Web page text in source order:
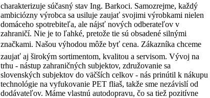
charakterizuje súčasný stav Ing. Barkoci. Samozrejme, každý
ambiciózny výrobca sa usiluje zaujať svojimi výrobkami nielen
domáceho spotrebiteľa, ale nájsť nových odberateľov v
zahraničí. Nie je to ľahké, pretože tie sú obsadené silnými
značkami. Našou výhodou môže byť cena. Zákazníka chceme
zaujať aj širokým sortimentom, kvalitou a servisom. Vývoj na
trhu - nástup zahraničných subjektov, združovanie sa
slovenských subjektov do väčších celkov - nás prinútil k nákupu
technológie na vyfukovanie PET fliaš, takže sme nezávislí od
dodávateľov. Máme vlastnú autodopravu, čo sa tiež pozitívne